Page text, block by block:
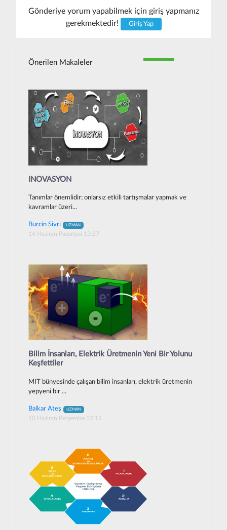
Gönderiye yorum yapabilmek için giriş yapmanız
gerekmektedir!
Giriş Yap
Önerilen Makaleler
INOVASYON
Tanımlar önemlidir; onlarsız etkili tartışmalar yapmak ve
kavramlar üzeri...
Burcin Sivri UZMAN
14 Haziran Pazartesi 13:27
Bilim İnsanları, Elektrik Üretmenin Yeni Bir Yolunu
Keşfettiler
MIT bünyesinde çalışan bilim insanları, elektrik üretmenin
yepyeni bir ...
Balkar Ateş UZMAN
10 Haziran Perşembe 12:11